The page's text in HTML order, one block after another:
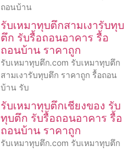
ถอนบ้าน
รับเหมาทุบตึกสามเงารับทุบ
ตึก รับรื้อถอนอาคาร รื้อ
ถอนบ้าน ราคาถูก
รับเหมาทุบตึก.com รับเหมาทุบตึก
สามเงารับทุบตึก ราคาถูก รื้อถอน
บ้าน รับ
รับเหมาทุบตึกเชียงของ รับ
ทุบตึก รับรื้อถอนอาคาร รื้อ
ถอนบ้าน ราคาถูก
รับเหมาทุบตึก.com รับเหมาทุบตึก